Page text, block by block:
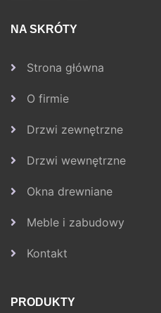
NA SKRÓTY
Strona główna
O firmie
Drzwi zewnętrzne
Drzwi wewnętrzne
Okna drewniane
Meble i zabudowy
Kontakt
PRODUKTY